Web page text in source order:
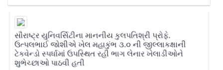
સૌરાષ્ટ્ર યુનિવર્સિટીના માનનીય કુલપતિશ્રી પ્રોફે.
ઉત્પલભાઈ જોશીએ ખેલ મહાકુંભ ૩.૦ ની જીલ્લાકક્ષાની
ટેકવેન્ડો સ્પર્ધામાં ઉપસ્થિત રહી ભાગ લેનાર ખેલાડીઓને
શુભેચ્છાઓ પાઠવી હતી